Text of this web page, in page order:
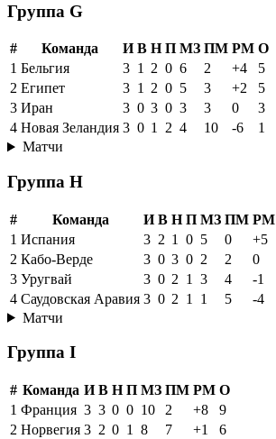
Группа G
# Команда И В Н П МЗ ПМ РМ О
1 Бельгия 3 1 2 0 6 2 +4
5
2 Египет 3 1 2 0 5 3 +2
5
3 Иран 3 0 3 0 3 3 0
3
4 Новая Зеландия 3 0 1 2 4 10 -6
1
Матчи
Группа H
# Команда И В Н П МЗ ПМ РМ
1 Испания 3 2 1 0 5 0 +5
2 Кабо-Верде 3 0 3 0 2 2 0
3 Уругвай 3 0 2 1 3 4 -1
4 Саудовская Аравия 3 0 2 1 1 5 -4
Матчи
Группа I
# Команда И В Н П МЗ ПМ РМ О
1 Франция 3 3 0 0 10 2 +8
9
2 Норвегия 3 2 0 1 8 7 +1
6